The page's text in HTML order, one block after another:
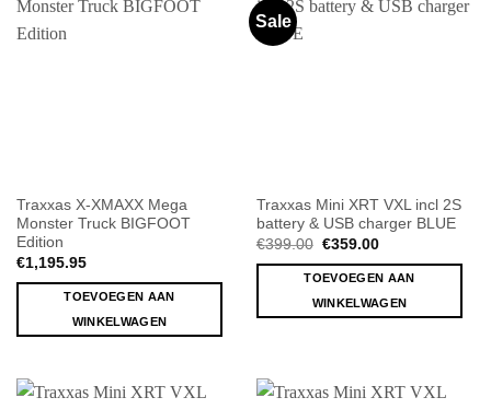
Traxxas X-XMAXX Mega
Monster Truck BIGFOOT
Edition
€1,195.95
TOEVOEGEN AAN
WINKELWAGEN
Sale
Traxxas Mini XRT VXL incl 2S
battery & USB charger BLUE
€399.00 Oorspronkelijke
was:
€399.00.
€359.00Huidige
is:
€359.00.
TOEVOEGEN AAN
WINKELWAGEN